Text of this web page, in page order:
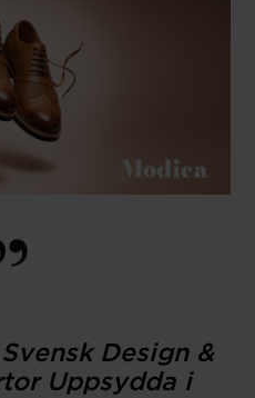
Design &
Uppsydda i